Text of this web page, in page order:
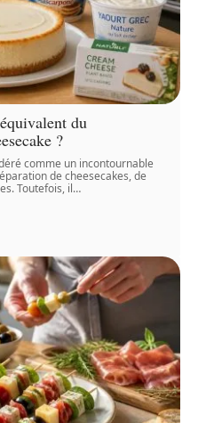
du
?
comme un incontournable
de cheesecakes, de
Toutefois, il…